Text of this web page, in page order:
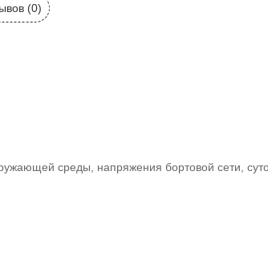
(0)
среды, напряжения бортовой сети,